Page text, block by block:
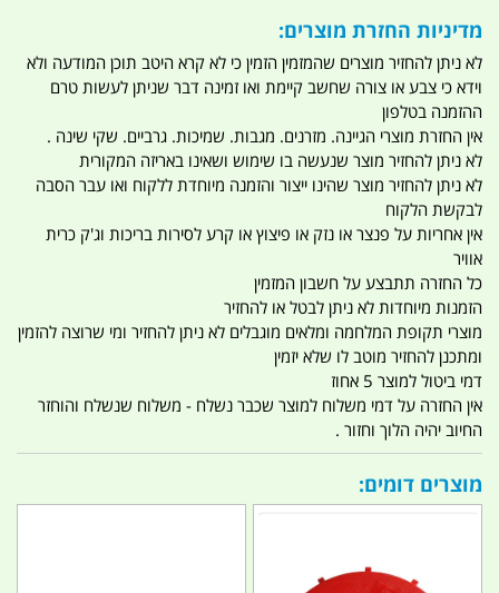
מדיניות החזרת מוצרים:
לא ניתן להחזיר מוצרים שהמזמין הזמין כי לא קרא היטב תוכן המודעה ולא
וידא כי צבע או צורה שחשב קיימת ואו זמינה דבר שניתן לעשות טרם
ההזמנה בטלפון
אין החזרת מוצרי הגיינה. מזרנים. מגבות. שמיכות. גרביים. שקי שינה .
לא ניתן להחזיר מוצר שנעשה בו שימוש ושאינו באריזה המקורית
לא ניתן להחזיר מוצר שהינו ייצור והזמנה מיוחדת ללקוח ואו עבר הסבה
לבקשת הלקוח
אין אחריות על פנצר או נזק או פיצוץ או קרע לסירות בריכות וג'ק כרית
אוויר
כל החזרה תתבצע על חשבון המזמין
הזמנות מיוחדות לא ניתן לבטל או להחזיר
מוצרי תקופת המלחמה ומלאים מוגבלים לא ניתן להחזיר ומי שרוצה להזמין
ומתכנן להחזיר מוטב לו שלא יזמין
דמי ביטול למוצר 5 אחוז
אין החזרה על דמי משלוח למוצר שכבר נשלח - משלוח שנשלח והוחזר
החיוב יהיה הלוך וחזור .
מוצרים דומים: